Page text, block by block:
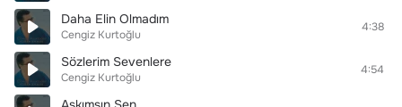
Daha Elin Olmadım
Cengiz Kurtoğlu
4:38
Sözlerim Sevenlere
Cengiz Kurtoğlu
4:54